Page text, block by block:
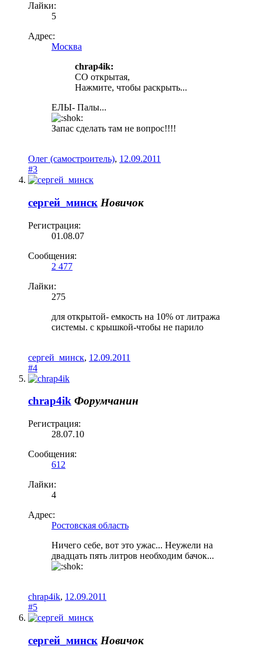
Лайки:
5
Адрес:
Москва
chrap4ik:
СО открытая,
Нажмите, чтобы раскрыть...
ЕЛЫ- Палы...
Запас сделать там не вопрос!!!!
Олег (самостроитель), 12.09.2011
#3
сергей_минск Новичок
Регистрация:
01.08.07
Сообщения:
2 477
Лайки:
275
для открытой- емкость на 10% от литража
системы. с крышкой-чтобы не парило
сергей_минск, 12.09.2011
#4
chrap4ik Форумчанин
Регистрация:
28.07.10
Сообщения:
612
Лайки:
4
Адрес:
Ростовская область
Ничего себе, вот это ужас... Неужели на
двадцать пять литров необходим бачок...
chrap4ik, 12.09.2011
#5
сергей_минск Новичок